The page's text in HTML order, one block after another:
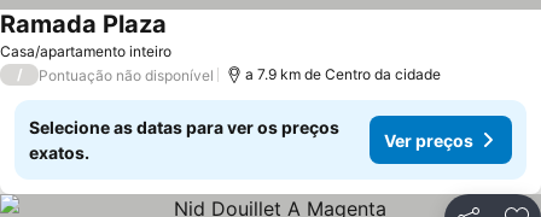
Casa/apartamento inteiro
Ramada Plaza
/ Pontuação não disponível a 7.9 km de Centro da cidade
Selecione as datas para ver os preços
exatos.
Ver preços